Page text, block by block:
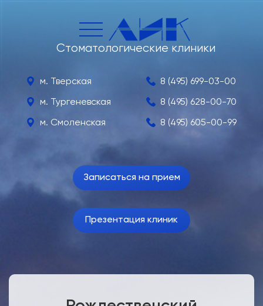
Стоматологические клиники
м. Тверская
м. Тургеневская
м. Смоленская
8 (495) 699-03-00
8 (495) 628-00-70
8 (495) 605-00-99
Записаться на прием
Презентация клиник